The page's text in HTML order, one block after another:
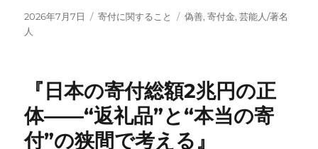
投
稿
2026年7月7日
カ
寄付に関すること
タ
偽善,寄付金,芸能人/著名
人
『日本の寄付総額2兆円の正
体――“返礼品”と“本当の寄
付”の狭間で考える』